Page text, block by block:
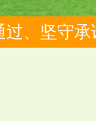
过、坚守承